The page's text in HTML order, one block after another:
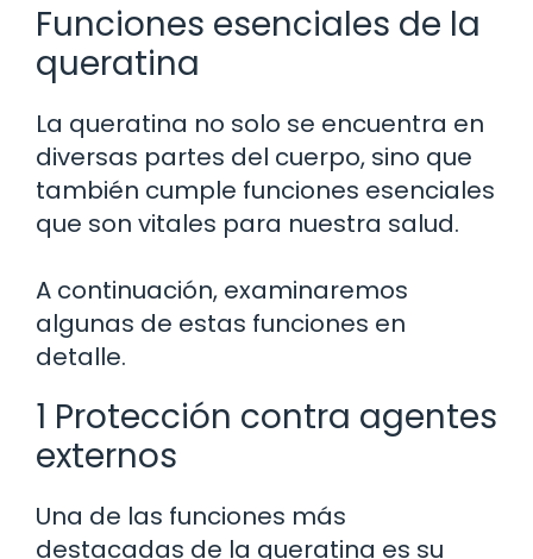
Funciones esenciales de la
queratina
La queratina no solo se encuentra en
diversas partes del cuerpo, sino que
también cumple funciones esenciales
que son vitales para nuestra salud.
A continuación, examinaremos
algunas de estas funciones en
detalle.
1 Protección contra agentes
externos
Una de las funciones más
destacadas de la queratina es su